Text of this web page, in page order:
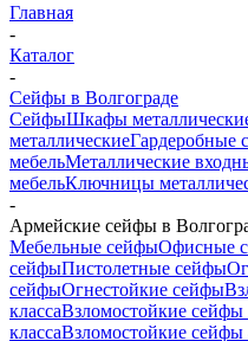
Главная
-
Каталог
-
Сейфы в Волгограде
СейфыШкафы
металлическиеГардеробные
мебельМеталлические
мебельКлючницы
-
Армейские сейфы в
Мебельные сейфыОфисные
сейфыПистолетные сейфы
сейфыОгнестойкие сейфы
классаВзломостойкие сейфы
классаВзломостойкие сейфы